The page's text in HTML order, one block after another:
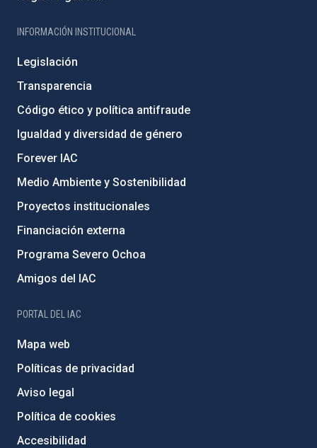
INFORMACIÓN INSTITUCIONAL
Legislación
Transparencia
Código ético y política antifraude
Igualdad y diversidad de género
Forever IAC
Medio Ambiente y Sostenibilidad
Proyectos institucionales
Financiación externa
Programa Severo Ochoa
Amigos del IAC
PORTAL DEL IAC
Mapa web
Políticas de privacidad
Aviso legal
Política de cookies
Accesibilidad